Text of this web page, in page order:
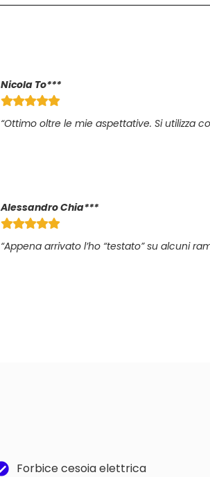
Nicola To***
“Ottimo oltre le mie aspettative. Si utilizza
Alessandro Chia***
“Appena arrivato l’ho “testato” su alcuni
Forbice cesoia elettrica